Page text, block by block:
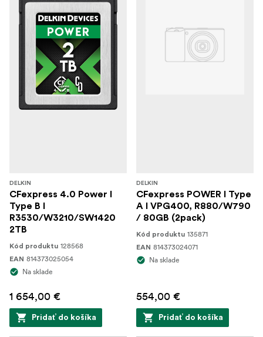
DELKIN
CFexpress 4.0 Power I
Type B I
R3530/W3210/SW1420
2TB
Kód produktu 128568
EAN 814373025054
Na sklade
1 654,00 €
Pridať do košíka
DELKIN
CFexpress POWER I Type
A I VPG400, R880/W790
/ 80GB (2pack)
Kód produktu 135871
EAN 814373024071
Na sklade
554,00 €
Pridať do košíka